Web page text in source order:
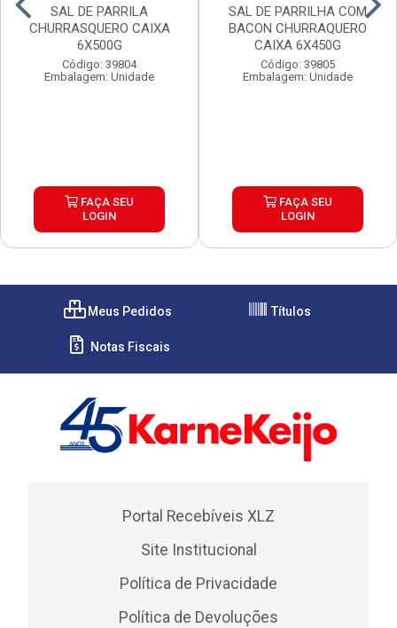
SAL DE PARRILA
CHURRASQUERO CAIXA
6X500G
Código: 39804
Embalagem: Unidade
FAÇA SEU
LOGIN
SAL DE PARRILHA COM
BACON CHURRAQUERO
CAIXA 6X450G
Código: 39805
Embalagem: Unidade
FAÇA SEU
LOGIN
Meus Pedidos Títulos
Notas Fiscais
Portal Recebíveis XLZ
Site Institucional
Política de Privacidade
Política de Devoluções